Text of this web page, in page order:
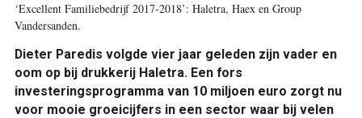
‘Excellent Familiebedrijf 2017-2018’: Haletra, Haex en Group
Vandersanden.
Dieter Paredis volgde vier jaar geleden zijn vader en
oom op bij drukkerij Haletra. Een fors
investeringsprogramma van 10 miljoen euro zorgt nu
voor mooie groeicijfers in een sector waar bij velen